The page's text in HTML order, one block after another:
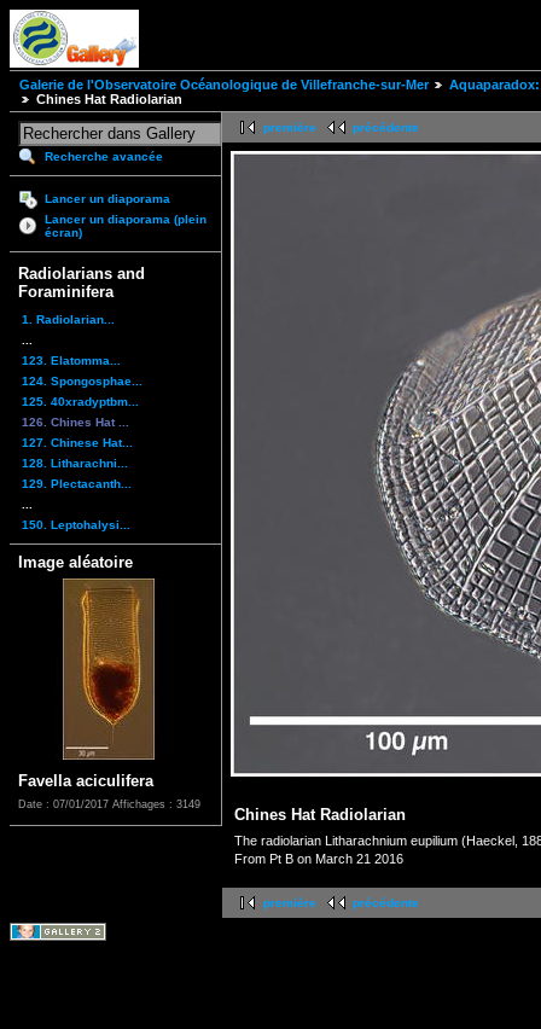
Galerie de l'Observatoire Océanologique de Villefranche-sur-Mer
Chines Hat Radiolarian
Recherche avancée
Lancer un diaporama
Lancer un diaporama (plein
écran)
Radiolarians and
Foraminifera
1. Radiolarian...
123. Elatomma...
124. Spongosphae...
125. 40xradyptbm...
126. Chines Hat ...
127. Chinese Hat...
128. Litharachni...
129. Plectacanth...
150. Leptohalysi...
Image aléatoire
Favella aciculifera
Date : 07/01/2017 Affichages : 3149
première précédente
Chines Hat Radiolarian
The radiolarian Litharachnium eupilium (Haeckel,
From Pt B on March 21 2016
première précédente